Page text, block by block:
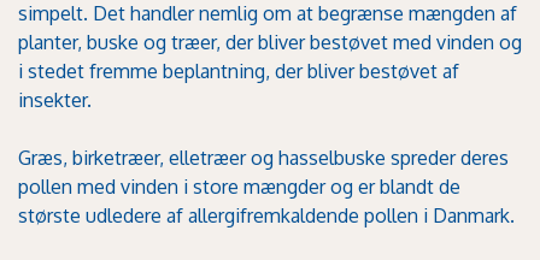
simpelt. Det handler nemlig om at begrænse mængden af
planter, buske og træer, der bliver bestøvet med vinden og
i stedet fremme beplantning, der bliver bestøvet af
insekter.
Græs, birketræer, elletræer og hasselbuske spreder deres
pollen med vinden i store mængder og er blandt de
største udledere af allergifremkaldende pollen i Danmark.